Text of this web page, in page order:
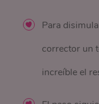
Para
corrector un
increíble el